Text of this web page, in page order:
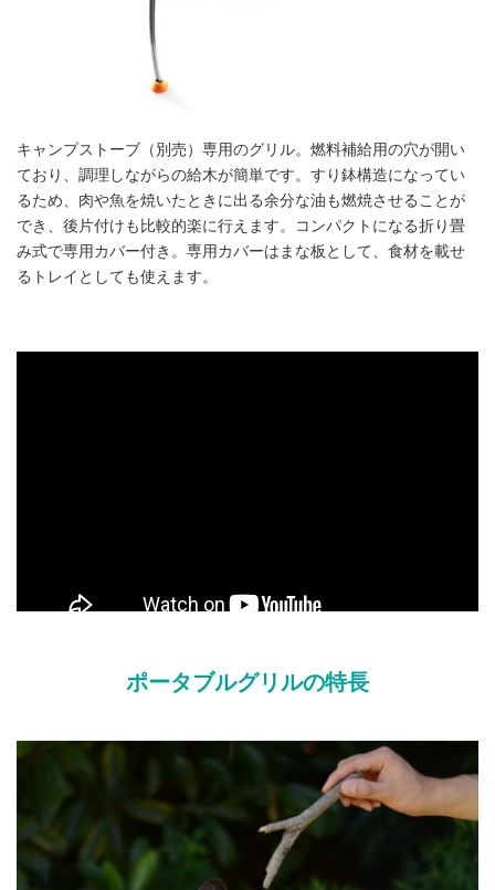
キャンプストーブ（別売）専用のグリル。燃料補給用の穴が開い
ており、調理しながらの給木が簡単です。すり鉢構造になってい
るため、肉や魚を焼いたときに出る余分な油も燃焼させることが
でき、後片付けも比較的楽に行えます。コンパクトになる折り畳
み式で専用カバー付き。専用カバーはまな板として、食材を載せ
るトレイとしても使えます。
ポータブルグリルの特長